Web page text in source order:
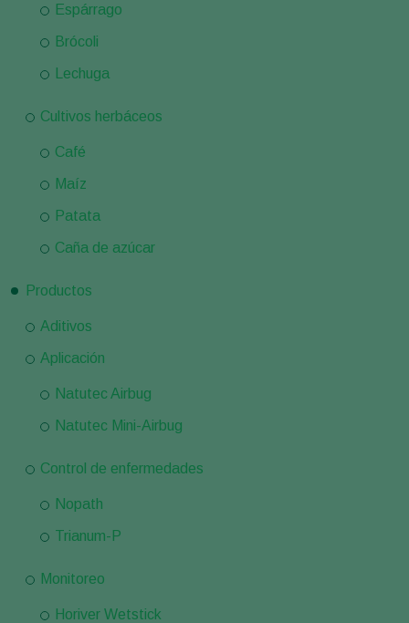
Espárrago
Brócoli
Lechuga
Cultivos herbáceos
Café
Maíz
Patata
Caña de azúcar
Productos
Aditivos
Aplicación
Natutec Airbug
Natutec Mini-Airbug
Control de enfermedades
Nopath
Trianum-P
Monitoreo
Horiver Wetstick